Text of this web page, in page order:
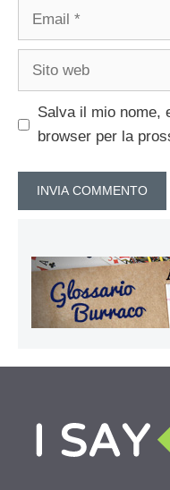
Email
Sito
Salva il mio nome,
browser per la